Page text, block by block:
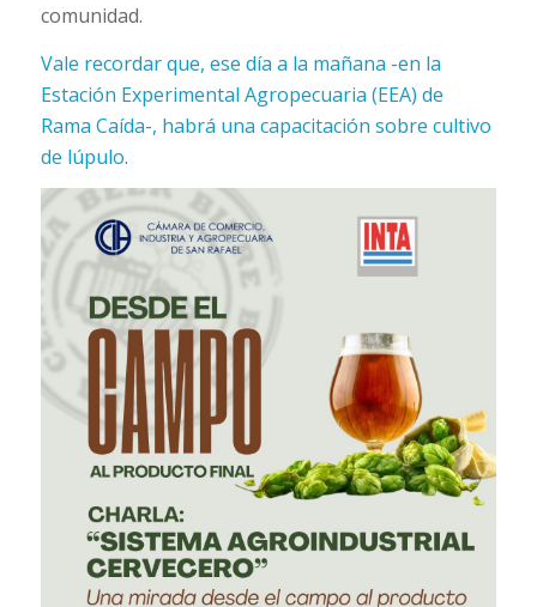
comunidad.
Vale recordar que, ese día a la mañana -en la
Estación Experimental Agropecuaria (EEA) de
Rama Caída-, habrá una capacitación sobre cultivo
de lúpulo.